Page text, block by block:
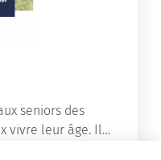
seniors des
vivre leur âge. Il